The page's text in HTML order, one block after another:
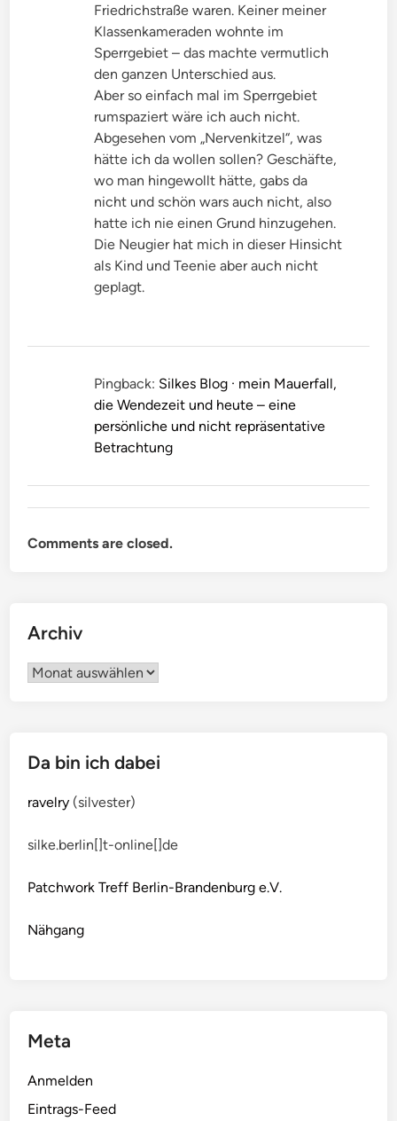
Friedrichstraße waren. Keiner meiner
Klassenkameraden wohnte im
Sperrgebiet – das machte vermutlich
den ganzen Unterschied aus.
Aber so einfach mal im Sperrgebiet
rumspaziert wäre ich auch nicht.
Abgesehen vom „Nervenkitzel“, was
hätte ich da wollen sollen? Geschäfte,
wo man hingewollt hätte, gabs da
nicht und schön wars auch nicht, also
hatte ich nie einen Grund hinzugehen.
Die Neugier hat mich in dieser Hinsicht
als Kind und Teenie aber auch nicht
geplagt.
Pingback: Silkes Blog · mein Mauerfall,
die Wendezeit und heute – eine
persönliche und nicht repräsentative
Betrachtung
Comments are closed.
Archiv
Archiv
Da bin ich dabei
ravelry (silvester)
silke.berlin[]t-online[]de
Patchwork Treff Berlin-Brandenburg e.V.
Nähgang
Meta
Anmelden
Eintrags-Feed